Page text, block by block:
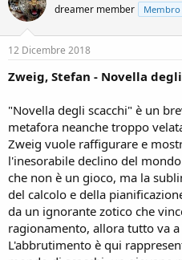
dreamer member
12 Dicembre 2018
Zweig, Stefan - Novella
"Novella degli scacchi" è un
metafora neanche troppo
Zweig vuole raffigurare e
l'inesorabile declino del
che non è un gioco, ma la
del calcolo e della
da un ignorante zotico che
ragionamento, allora tutto va
L'abbrutimento è qui